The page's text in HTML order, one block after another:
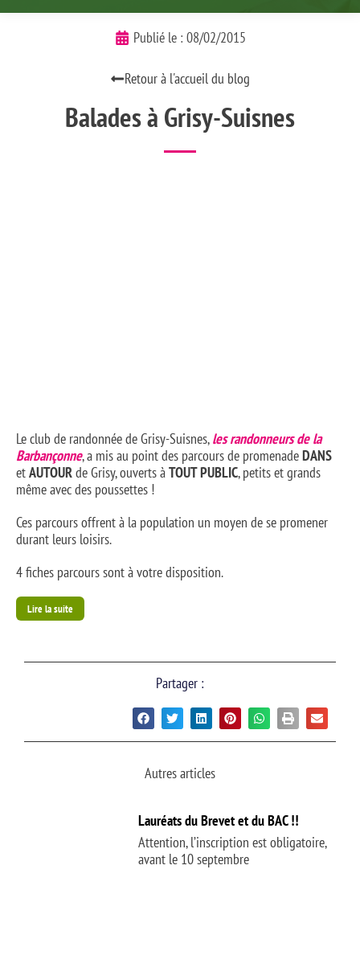
Publié le : 08/02/2015
Retour à l'accueil du blog
Balades à Grisy-Suisnes
Le club de randonnée de Grisy-Suisnes,les randonneurs de la
Barbançonne, a mis au point des parcours de promenadeDANS
etAUTOURde Grisy, ouverts àTOUT PUBLIC, petits et grands
même avec des poussettes !
Ces parcours offrent à la population un moyen de se promener
durant leurs loisirs.
4 fiches parcours sont à votre disposition.
Lire la suite
Partager :
Autres articles
Lauréats du Brevet et du BAC !!
Attention, l’inscription est obligatoire,
avant le 10 septembre